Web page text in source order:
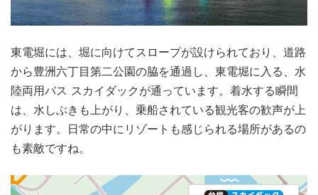
東電堀には、堀に向けてスロープが設けられており、道路
から豊洲六丁目第二公園の脇を通過し、東電堀に入る、水
陸両用バス スカイダックが通っています。着水する瞬間
は、水しぶきも上がり、乗船されている観光客の歓声が上
がります。日常の中にリゾートも感じられる場所があるの
も素敵ですね。